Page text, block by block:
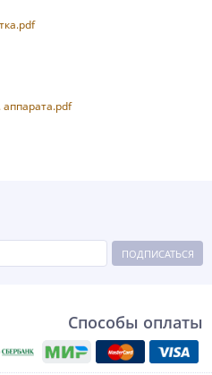
аппарата.pdf
ПОДПИСАТЬСЯ
Способы оплаты